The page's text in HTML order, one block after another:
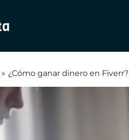
¿Cómo ganar dinero en Fiverr?